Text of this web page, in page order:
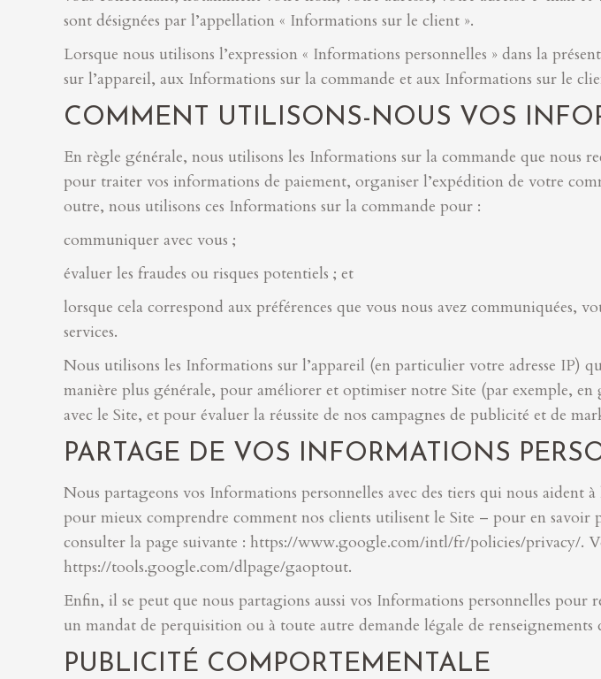
sont désignées par l’appellation « Informations sur le client ».
Lorsque nous utilisons l’expression « Informations personnelles » dans la
sur l’appareil, aux Informations sur la commande et aux Informations sur le
COMMENT UTILISONS-NOUS VOS
En règle générale, nous utilisons les Informations sur la commande que nous
pour traiter vos informations de paiement, organiser l’expédition de votre
outre, nous utilisons ces Informations sur la commande pour :
communiquer avec vous ;
évaluer les fraudes ou risques potentiels ; et
lorsque cela correspond aux préférences que vous nous avez
services.
Nous utilisons les Informations sur l’appareil (en particulier votre adresse IP)
manière plus générale, pour améliorer et optimiser notre Site (par exemple,
avec le Site, et pour évaluer la réussite de nos campagnes de publicité et de
PARTAGE DE VOS INFORMATIONS
Nous partageons vos Informations personnelles avec des tiers qui nous
pour mieux comprendre comment nos clients utilisent le Site – pour en
consulter la page suivante : https://www.google.com/intl/fr/policies/privacy/.
https://tools.google.com/dlpage/gaoptout.
Enfin, il se peut que nous partagions aussi vos Informations personnelles pour
un mandat de perquisition ou à toute autre demande légale de
PUBLICITÉ COMPORTEMENTALE